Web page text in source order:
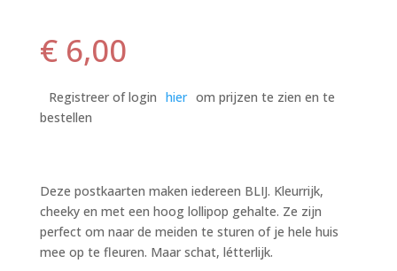
€6,00
Registreer of login hier om prijzen te zien en te
bestellen
Deze postkaarten maken iedereen BLIJ. Kleurrijk,
cheeky en met een hoog lollipop gehalte. Ze zijn
perfect om naar de meiden te sturen of je hele huis
mee op te fleuren. Maar schat, létterlijk.